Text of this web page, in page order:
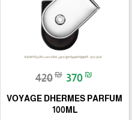
420₪ 370 ₪
VOYAGE DHERMES PARFUM
100ML